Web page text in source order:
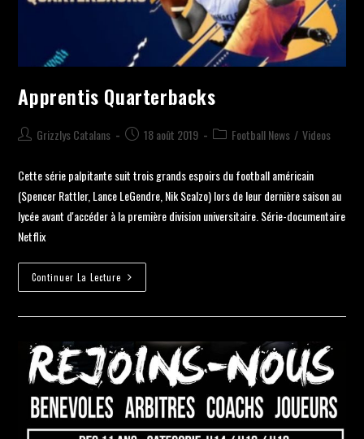
Apprentis Quarterbacks
Grizzlys Catalans 18 août 2019 Football News / Videos
Cette série palpitante suit trois grands espoirs du football américain
(Spencer Rattler, Lance LeGendre, Nik Scalzo) lors de leur dernière saison au
lycée avant d'accéder à la première division universitaire. Série-documentaire
Netflix
Continuer La Lecture